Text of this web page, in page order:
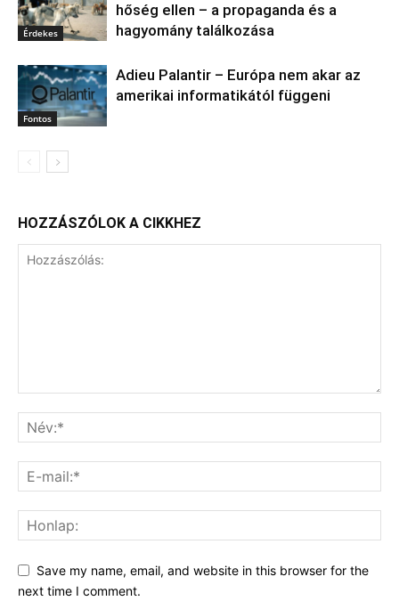
Érdekes
hőség ellen – a propaganda és a
hagyomány találkozása
Fontos
Adieu Palantir – Európa nem akar az
amerikai informatikától függeni
HOZZÁSZÓLOK A CIKKHEZ
Save my name, email, and website in this browser for the
next time I comment.